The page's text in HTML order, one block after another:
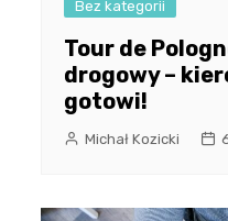
Bez kategorii
Tour de
drogowy –
gotowi!
Michał Kozicki